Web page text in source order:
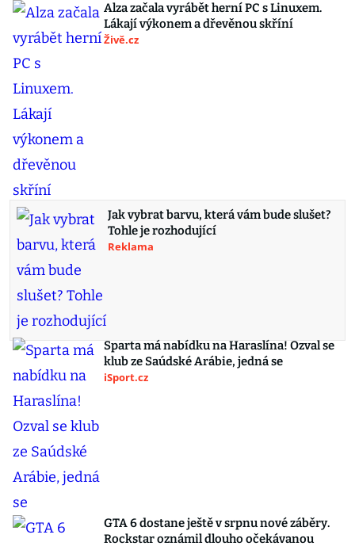
Alza začala vyrábět herní PC s Linuxem.
Lákají výkonem a dřevěnou skříní
Živě.cz
Jak vybrat barvu, která vám bude slušet?
Tohle je rozhodující
Reklama
Sparta má nabídku na Haraslína! Ozval se
klub ze Saúdské Arábie, jedná se
iSport.cz
GTA 6 dostane ještě v srpnu nové záběry.
Rockstar oznámil dlouho očekávanou